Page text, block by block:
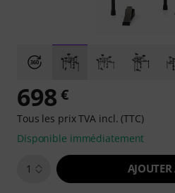
698 €
Tous les prix TVA incl. (TTC)
Disponible immédiatement
1